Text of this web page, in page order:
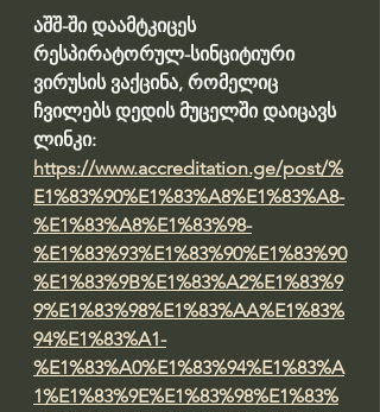
აშშ-ში დაამტკიცეს
რესპირატორულ-სინციტიური
ვირუსის ვაქცინა, რომელიც
ჩვილებს დედის მუცელში დაიცავს
ლინკი:
https://www.accreditation.ge/post/%
E1%83%90%E1%83%A8%E1%83%A8-
%E1%83%A8%E1%83%98-
%E1%83%93%E1%83%90%E1%83%90
%E1%83%9B%E1%83%A2%E1%83%9
9%E1%83%98%E1%83%AA%E1%83%
94%E1%83%A1-
%E1%83%A0%E1%83%94%E1%83%A
1%E1%83%9E%E1%83%98%E1%83%